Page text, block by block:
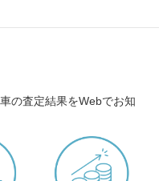
の査定結果をWebでお知